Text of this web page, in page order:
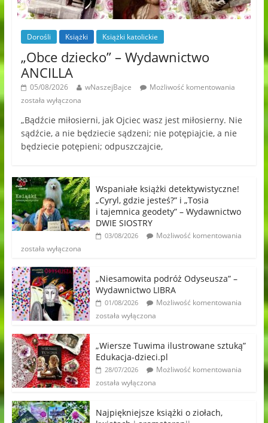
Dorośli Książki Książki katolickie
„Obce dziecko” – Wydawnictwo
ANCILLA
05/08/2026 wNaszejBajce
Możliwość komentowania
została wyłączona
„Bądźcie miłosierni, jak Ojciec wasz jest miłosierny. Nie
sądźcie, a nie będziecie sądzeni; nie potępiajcie, a nie
będziecie potępieni; odpuszczajcie,
Wspaniałe książki detektywistyczne!
„Cyryl, gdzie jesteś?” i „Tosia
i tajemnica geodety” – Wydawnictwo
DWIE SIOSTRY
03/08/2026
Możliwość komentowania
została wyłączona
„Niesamowita podróż Odyseusza” –
Wydawnictwo LIBRA
01/08/2026
Możliwość komentowania
została wyłączona
„Wiersze Tuwima ilustrowane sztuką”
Edukacja-dzieci.pl
28/07/2026
Możliwość komentowania
została wyłączona
Najpiękniejsze książki o ziołach,